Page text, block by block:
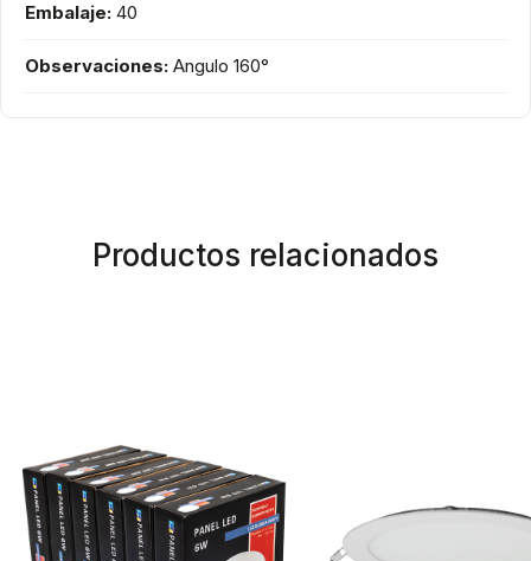
Embalaje: 40
Observaciones: Angulo 160°
Productos relacionados